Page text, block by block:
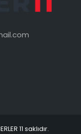
11 saklıdır.